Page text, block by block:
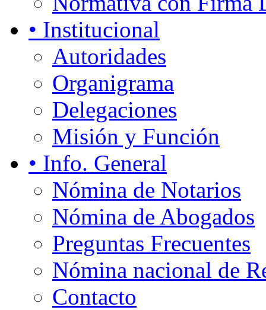
• Institucional
Autoridades
Organigrama
Delegaciones
Misión y Función
• Info. General
Nómina de Notarios
Nómina de Abogados
Preguntas Frecuentes
Nómina nacional de
Contacto